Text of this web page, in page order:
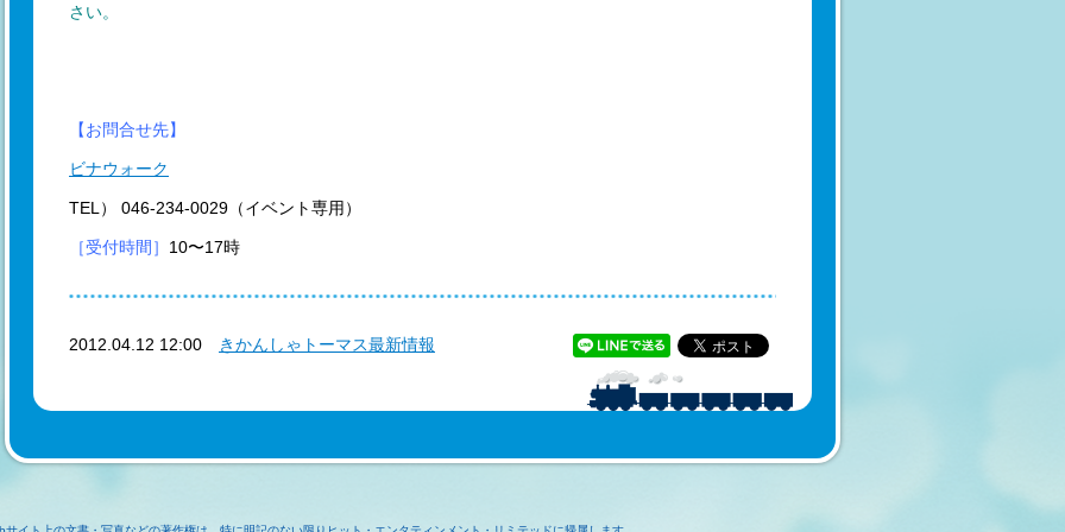
さい。
【お問合せ先】
ビナウォーク
TEL） 046-234-0029（イベント専用）
［受付時間］ 10〜17時
2012.04.12 12:00 きかんしゃトーマス最新情報